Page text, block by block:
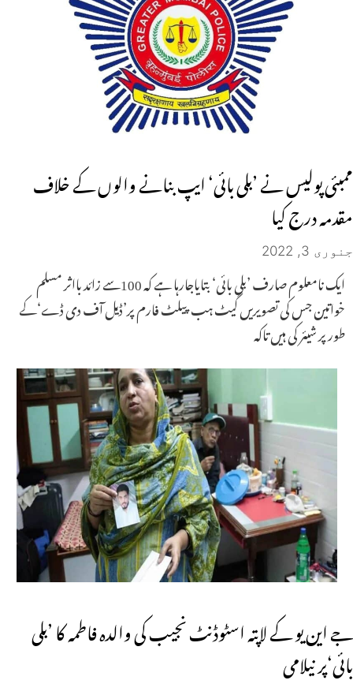
ممبئی پولیس نے ’بلی بائی‘ ایپ بنانے والوں کے خلاف
مقدمہ درج کیا
جنوری 3, 2022
ایک نامعلوم صارف ’بلی بائی‘ بتایاجارہا ہے کہ 100سے زائد بااثر مسلم
خواتین جس کی تصویریں گیٹ ہب پیلٹ فارم پر’ڈیل آف دی ڈے‘کے
طور پر شیئر کی ہیں تاکہ
جے این یو کے لاپتہ اسٹوڈنٹ نجیب کی والدہ فاطمہ کا ’بلی
بائی‘پر نیلامی